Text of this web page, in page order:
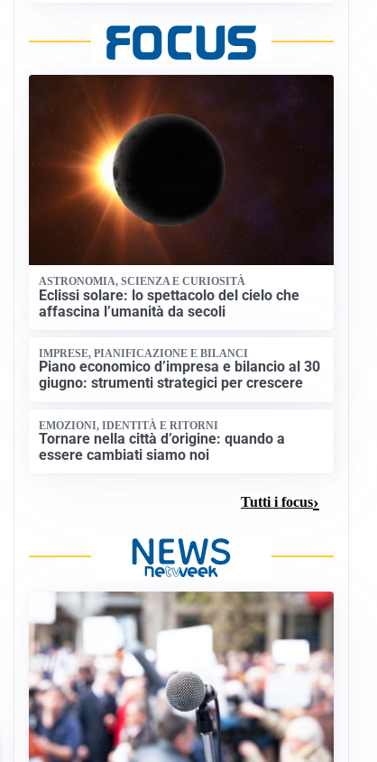
ASTRONOMIA, SCIENZA E CURIOSITÀ
Eclissi solare: lo spettacolo del cielo che
affascina l’umanità da secoli
IMPRESE, PIANIFICAZIONE E BILANCI
Piano economico d’impresa e bilancio al 30
giugno: strumenti strategici per crescere
EMOZIONI, IDENTITÀ E RITORNI
Tornare nella città d’origine: quando a
essere cambiati siamo noi
Tutti i focus